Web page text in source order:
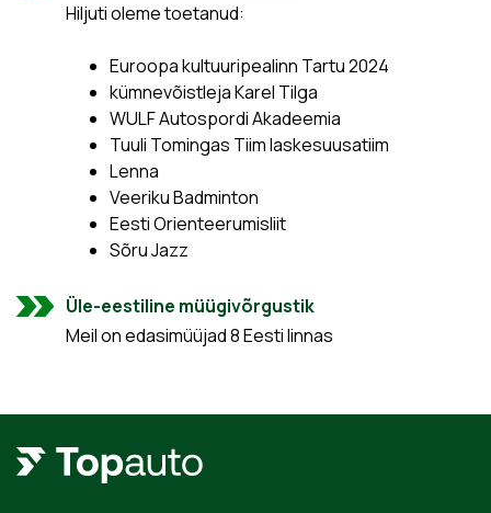
Hiljuti oleme toetanud:
Euroopa kultuuripealinn Tartu 2024
kümnevõistleja Karel Tilga
WULF Autospordi Akadeemia
Tuuli Tomingas Tiim laskesuusatiim
Lenna
Veeriku Badminton
Eesti Orienteerumisliit
Sõru Jazz
Üle-eestiline müügivõrgustik
Meil on edasimüüjad 8 Eesti linnas